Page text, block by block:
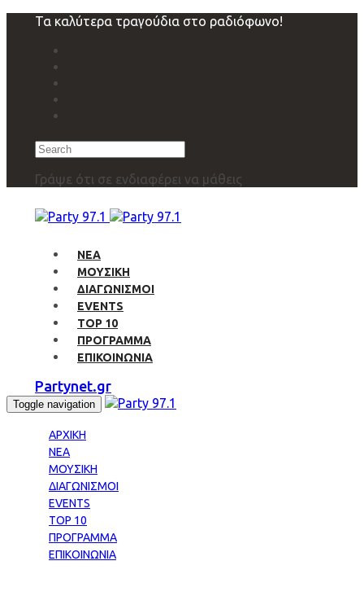
navigation
Τα καλύτερα τραγούδια στο ραδιόφωνο!
Search
Γράψε ότι σε ενδιαφέρει να μάθεις
ΝΕΑ
ΜΟΥΣΙΚΗ
ΔΙΑΓΩΝΙΣΜΟΙ
EVENTS
TOP 10
ΠΡΟΓΡΑΜΜΑ
ΕΠΙΚΟΙΝΩΝΙΑ
Partynet.gr
Toggle navigation
ΑΡΧΙΚΗ
ΝΕΑ
ΜΟΥΣΙΚΗ
ΔΙΑΓΩΝΙΣΜΟΙ
EVENTS
TOP 10
ΠΡΟΓΡΑΜΜΑ
ΕΠΙΚΟΙΝΩΝΙΑ